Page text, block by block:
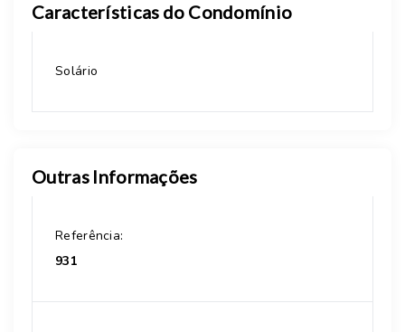
Características do Condomínio
Solário
Outras Informações
Referência:
931